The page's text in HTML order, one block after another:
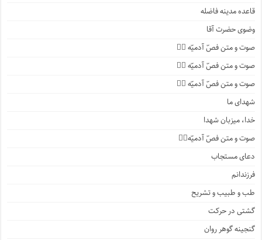
قاعده مدینه فاضله
وضوی حضرت آقا
صوت و متن فصّ آدمیّه ۴️⃣
صوت و متن فصّ آدمیّه ۳️⃣
صوت و متن فصّ آدمیّه ۲️⃣
شهدای ما
خدا، میزبان شهدا
صوت و متن فصّ آدمیّه۱️⃣
دعای مستجاب
فرزندانم
طب و طبیب و تشریح
گشتی در حرکت
گنجینه گوهر روان